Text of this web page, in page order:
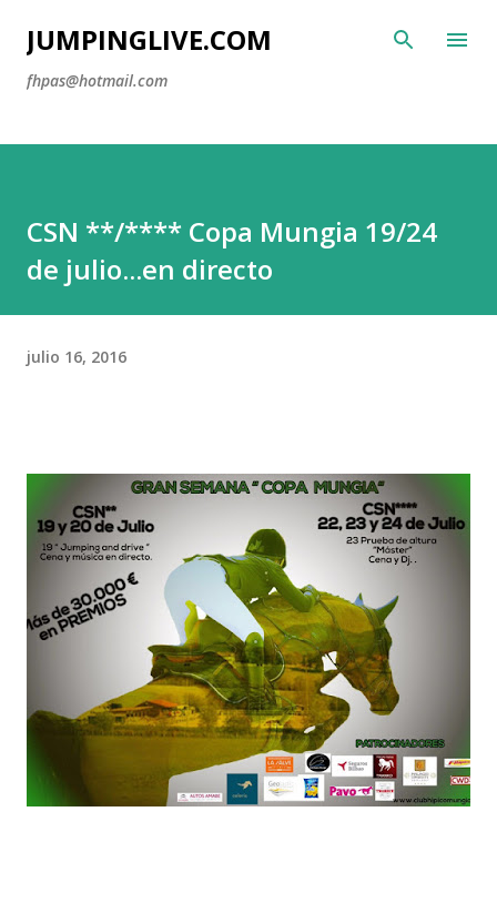
Ir al contenido principal
JUMPINGLIVE.COM
fhpas@hotmail.com
CSN **/**** Copa Mungia 19/24
de julio...en directo
julio 16, 2016